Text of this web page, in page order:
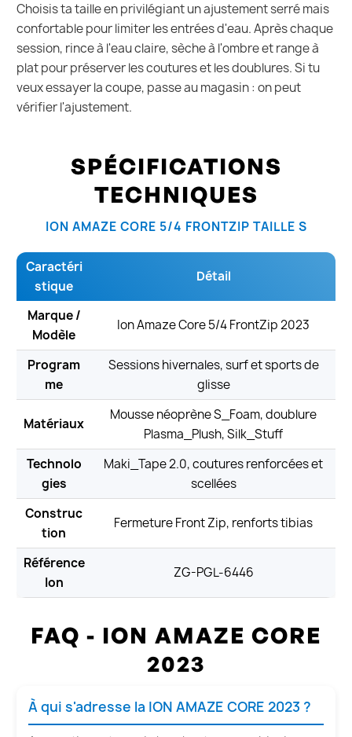
Choisis ta taille en privilégiant un ajustement serré mais
confortable pour limiter les entrées d'eau. Après chaque
session, rince à l'eau claire, sèche à l'ombre et range à
plat pour préserver les coutures et les doublures. Si tu
veux essayer la coupe, passe au magasin : on peut
vérifier l'ajustement.
SPÉCIFICATIONS
TECHNIQUES
ION AMAZE CORE 5/4 FRONTZIP TAILLE S
Caractéri
stique
Détail
Marque /
Modèle
Ion Amaze Core 5/4 FrontZip 2023
Program
me
Sessions hivernales, surf et sports de
glisse
Matériaux
Mousse néoprène S_Foam, doublure
Plasma_Plush, Silk_Stuff
Technolo
gies
Maki_Tape 2.0, coutures renforcées et
scellées
Construc
tion
Fermeture Front Zip, renforts tibias
Référence
Ion
ZG-PGL-6446
FAQ - ION AMAZE CORE
2023
À qui s'adresse la ION AMAZE CORE 2023 ?